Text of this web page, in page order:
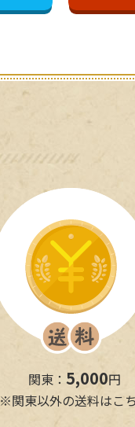
関東： 5,000円
※関東以外の送料はこ